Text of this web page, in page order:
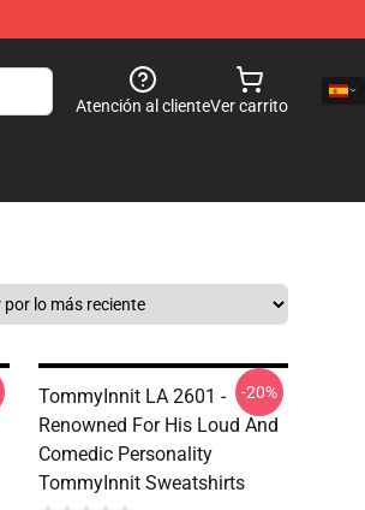
Atención al clienteVer carrito
TommyInnit LA 2601 -
Renowned For His Loud And
Comedic Personality
TommyInnit Sweatshirts
-20%